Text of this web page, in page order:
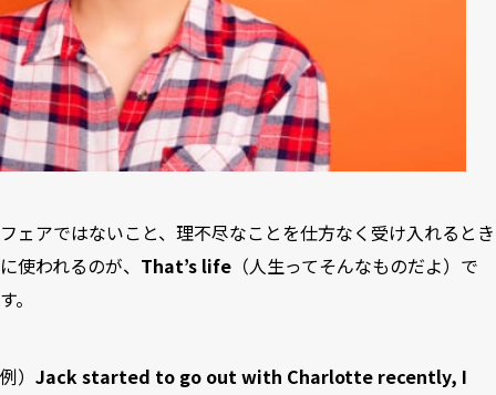
フェアではないこと、理不尽なことを仕方なく受け入れるとき
に使われるのが、 That’s life （人生ってそんなものだよ）で
す。
例） Jack started to go out with Charlotte recently, I